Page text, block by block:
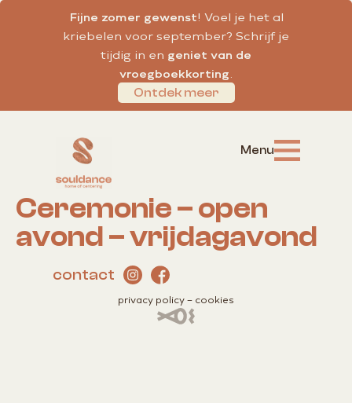
Fijne zomer gewenst! Voel je het al
kriebelen voor september? Schrijf je
tijdig in en geniet van de
vroegboekkorting.
Ontdek meer
Ceremonie – open
avond – vrijdagavond
contact
privacy policy – cookies